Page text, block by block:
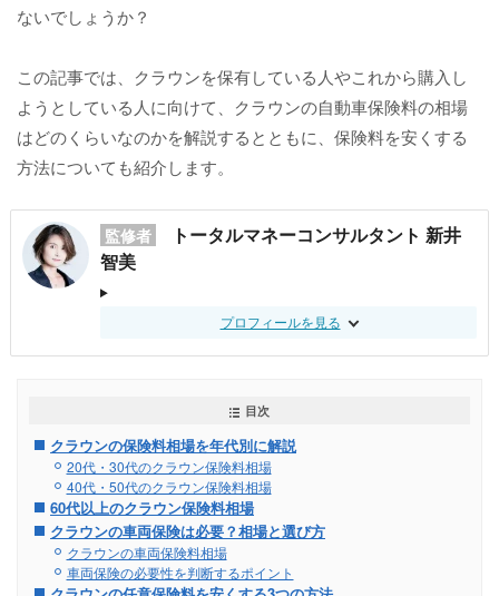
ないでしょうか？
この記事では、クラウンを保有している人やこれから購入し
ようとしている人に向けて、クラウンの自動車保険料の相場
はどのくらいなのかを解説するとともに、保険料を安くする
方法についても紹介します。
監修者
トータルマネーコンサルタント 新井
智美
プロフィールを見る
目次
クラウンの保険料相場を年代別に解説
20代・30代のクラウン保険料相場
40代・50代のクラウン保険料相場
60代以上のクラウン保険料相場
クラウンの車両保険は必要？相場と選び方
クラウンの車両保険料相場
車両保険の必要性を判断するポイント